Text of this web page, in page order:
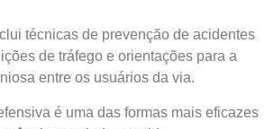
técnicas de prevenção de acidentes
de tráfego e orientações para a
entre os usuários da via.
é uma das formas mais eficazes